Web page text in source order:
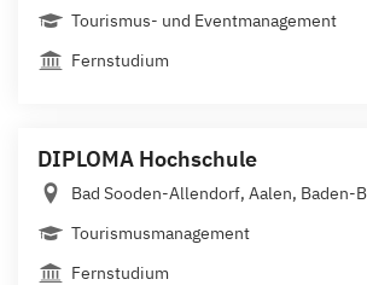
Tourismus- und Eventmanagement
Fernstudium
DIPLOMA Hochschule
Bad Sooden-Allendorf, Aalen, Baden-
Tourismusmanagement
Fernstudium